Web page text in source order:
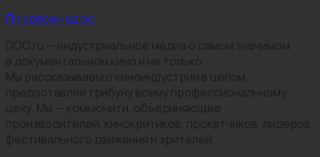
Предложи идею
DOC.ru — индустриальное медиа о самом значимом
в документальном кино и не только.
Мы рассказываем о киноиндустрии в целом,
предоставляя трибуну всему профессиональному
цеху. Мы — комьюнити, объединяющее
производителей, кинокритиков, прокатчиков, лидеров
фестивального движения и зрителей.